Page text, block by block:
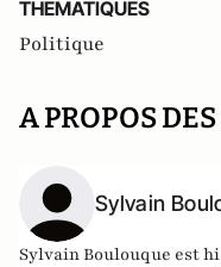
THEMATIQUES
Politique
A PROPOS
Sylvain
Sylvain Boulouque est